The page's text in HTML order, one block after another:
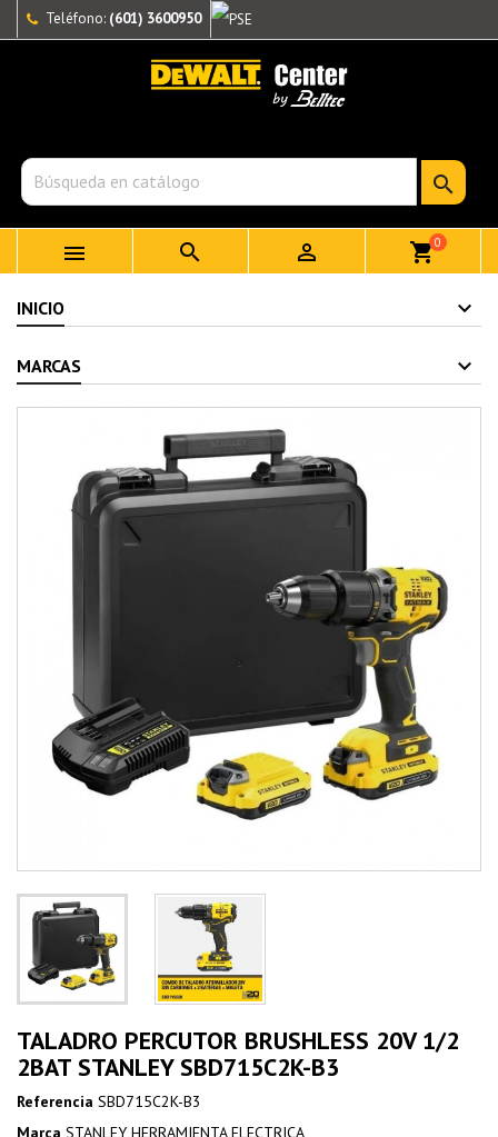
Teléfono: (601) 3600950

   shopping_cart0
INICIO
MARCAS
TALADRO PERCUTOR BRUSHLESS 20V 1/2
2BAT STANLEY SBD715C2K-B3
Referencia SBD715C2K-B3
Marca STANLEY HERRAMIENTA ELECTRICA